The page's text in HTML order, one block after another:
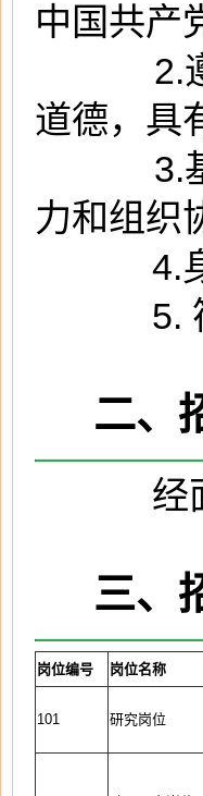
中国共产
2.遵纪
道德，具
3.基础
力和组织
4.身体
5. 符
二、
经
三、
岗位编号 岗位名称
101 研究岗位